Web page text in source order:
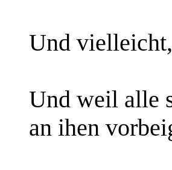
Und
Und weil alle
an ihen